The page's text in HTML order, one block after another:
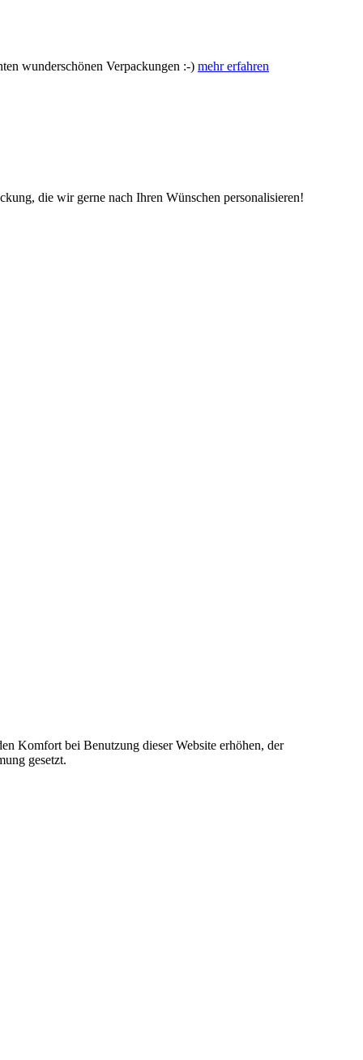
wunderschönen Verpackungen :-) mehr erfahren
die wir gerne nach Ihren Wünschen personalisieren!
Komfort bei Benutzung dieser Website erhöhen, der
gesetzt.